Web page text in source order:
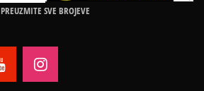
PREUZMITE SVE BROJEVE